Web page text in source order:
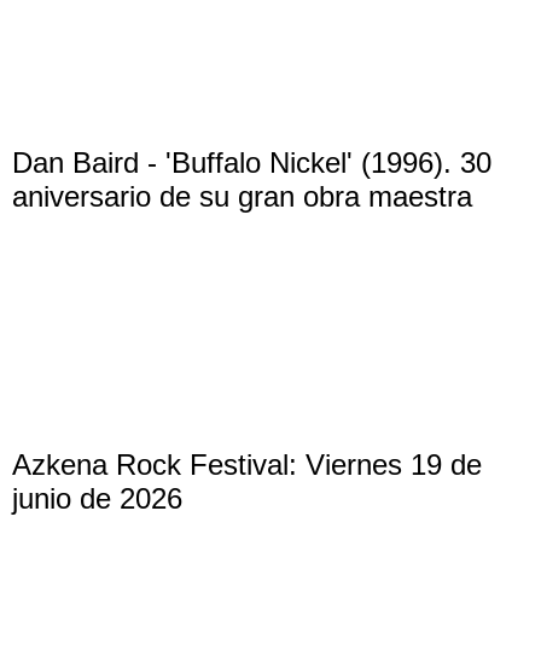
Dan Baird - 'Buffalo Nickel' (1996). 30
aniversario de su gran obra maestra
Azkena Rock Festival: Viernes 19 de
junio de 2026